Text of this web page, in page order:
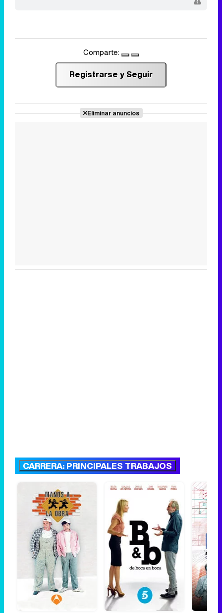
Comparte:
Registrarse y Seguir
Eliminar anuncios
CARRERA: PRINCIPALES TRABAJOS